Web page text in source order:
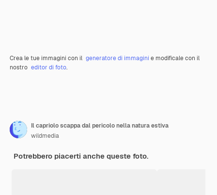
Crea le tue immagini con il generatore di immagini e modificale con il
nostro editor di foto.
Il capriolo scappa dal pericolo nella natura estiva
wildmedia
Potrebbero piacerti anche queste foto.